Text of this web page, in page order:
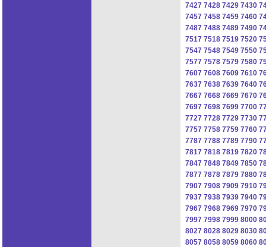
7427 7428 7429 7430
7457 7458 7459 7460
7487 7488 7489 7490
7517 7518 7519 7520
7547 7548 7549 7550
7577 7578 7579 7580
7607 7608 7609 7610
7637 7638 7639 7640
7667 7668 7669 7670
7697 7698 7699 7700
7727 7728 7729 7730
7757 7758 7759 7760
7787 7788 7789 7790
7817 7818 7819 7820
7847 7848 7849 7850
7877 7878 7879 7880
7907 7908 7909 7910
7937 7938 7939 7940
7967 7968 7969 7970
7997 7998 7999 8000
8027 8028 8029 8030
8057 8058 8059 8060